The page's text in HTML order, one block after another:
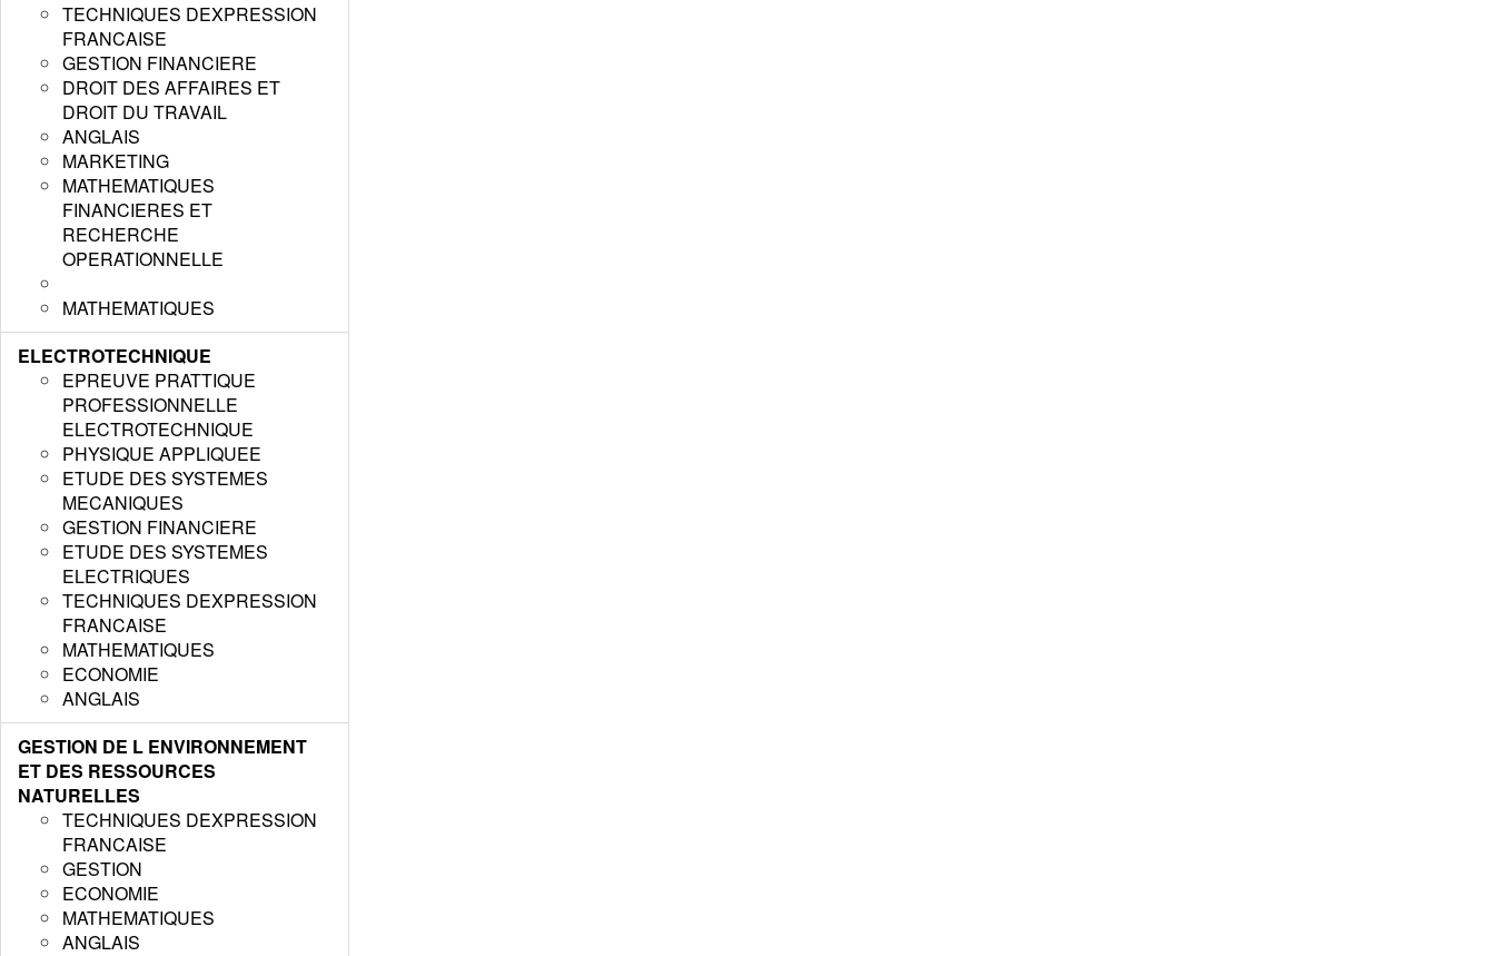
TECHNIQUES DEXPRESSION
FRANCAISE
GESTION FINANCIERE
DROIT DES AFFAIRES ET
DROIT DU TRAVAIL
ANGLAIS
MARKETING
MATHEMATIQUES
FINANCIERES ET
RECHERCHE
OPERATIONNELLE
MATHEMATIQUES
ELECTROTECHNIQUE
EPREUVE PRATTIQUE
PROFESSIONNELLE
ELECTROTECHNIQUE
PHYSIQUE APPLIQUEE
ETUDE DES SYSTEMES
MECANIQUES
GESTION FINANCIERE
ETUDE DES SYSTEMES
ELECTRIQUES
TECHNIQUES DEXPRESSION
FRANCAISE
MATHEMATIQUES
ECONOMIE
ANGLAIS
GESTION DE L ENVIRONNEMENT
ET DES RESSOURCES
NATURELLES
TECHNIQUES DEXPRESSION
FRANCAISE
GESTION
ECONOMIE
MATHEMATIQUES
ANGLAIS